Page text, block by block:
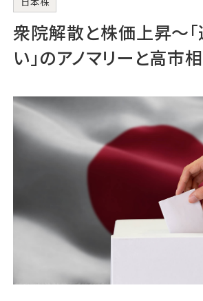
無料講座
コラム
無料ご相談
ファミリーオフィスとは
メールマガジン登録
よくある質問
衆院解散と株価上昇～
い」のアノマリーと高市